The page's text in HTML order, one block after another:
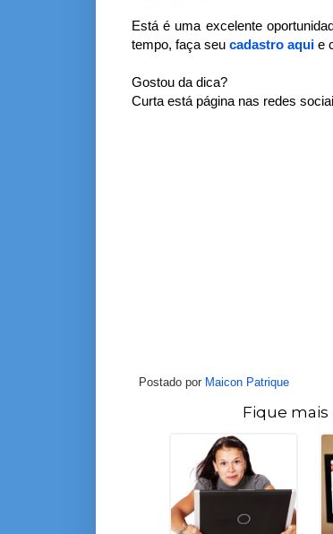
Está é uma excelente
tempo, faça seu cadastro aqui e
Gostou da dica?
Curta está página nas redes
Postado por Maicon Patrique
Fique